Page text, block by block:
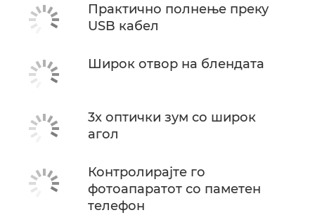
Практично полнење преку
USB кабел
Широк отвор на блендата
3x оптички зум со широк
агол
Контролирајте го
фотоапаратот со паметен
телефон